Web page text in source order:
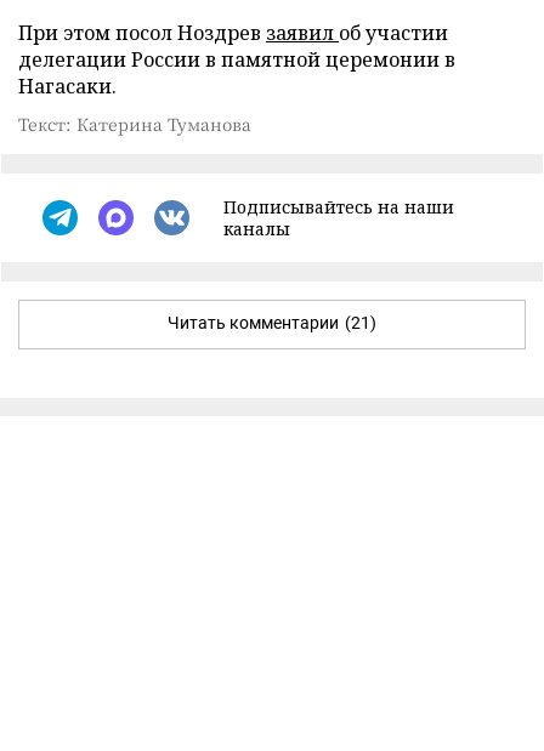
При этом посол Ноздрев заявил об участии
делегации России в памятной церемонии в
Нагасаки.
Текст: Катерина Туманова
Подписывайтесь на наши
каналы
Читать комментарии (21)